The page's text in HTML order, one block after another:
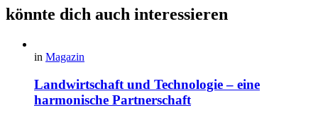
könnte dich auch interessieren
in Magazin
Landwirtschaft und Technologie – eine
harmonische Partnerschaft